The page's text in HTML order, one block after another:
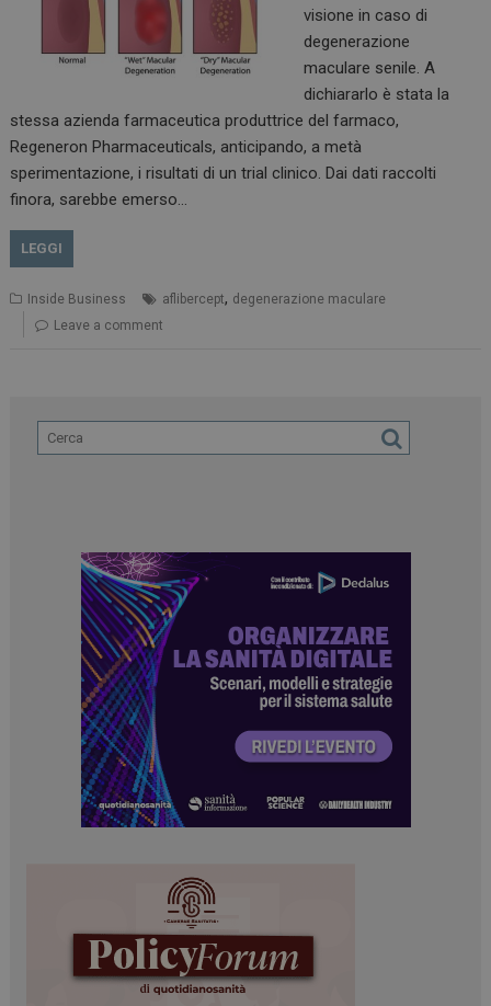
visione in caso di
degenerazione
maculare senile. A
dichiararlo è stata la
stessa azienda farmaceutica produttrice del farmaco,
Regeneron Pharmaceuticals, anticipando, a metà
sperimentazione, i risultati di un trial clinico. Dai dati raccolti
finora, sarebbe emerso…
LEGGI
Inside Business aflibercept, degenerazione maculare
Leave a comment